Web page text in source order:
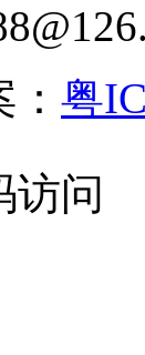
粤
访问